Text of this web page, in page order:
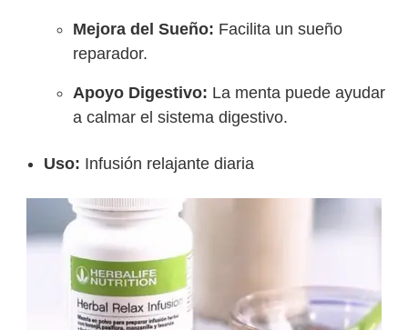
Mejora del Sueño: Facilita un sueño
reparador.
Apoyo Digestivo: La menta puede ayudar
a calmar el sistema digestivo.
Uso: Infusión relajante diaria